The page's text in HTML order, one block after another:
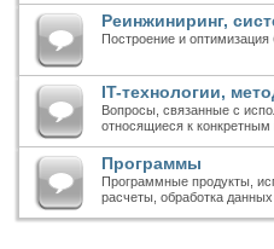
Реинжиниринг,
Построение и оптимизация
IT-технологии,
Вопросы, связанные с
относящиеся к
Программы
Программные продукты,
расчеты, обработка данных